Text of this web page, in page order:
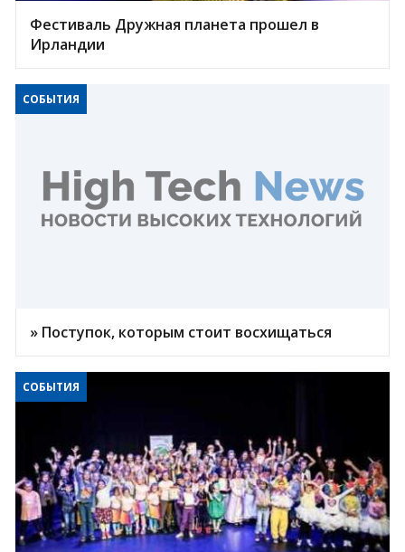
Фестиваль Дружная планета прошел в
Ирландии
СОБЫТИЯ
» Поступок, которым стоит восхищаться
СОБЫТИЯ